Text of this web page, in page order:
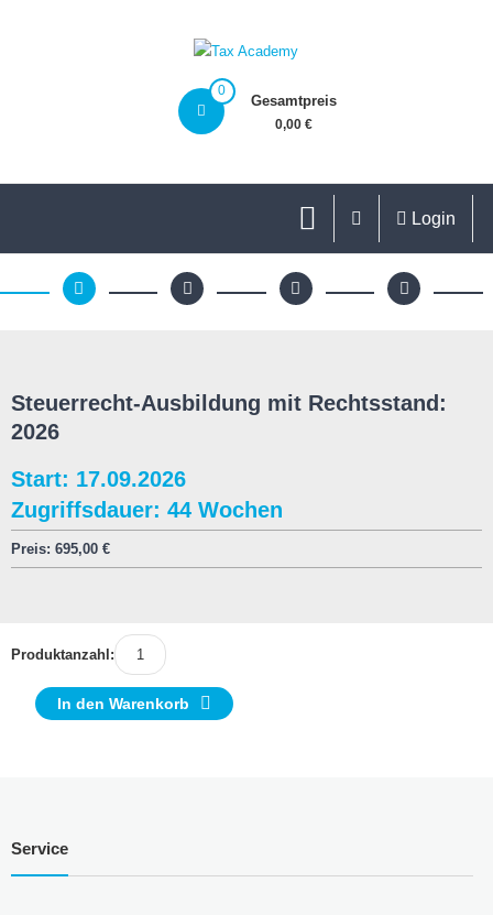
0
Gesamtpreis
0,00 €
Login
Steuerrecht-Ausbildung mit Rechtsstand:
2026
Start: 17.09.2026
Zugriffsdauer: 44 Wochen
Preis: 695,00 €
Produktanzahl:
In den Warenkorb
Service